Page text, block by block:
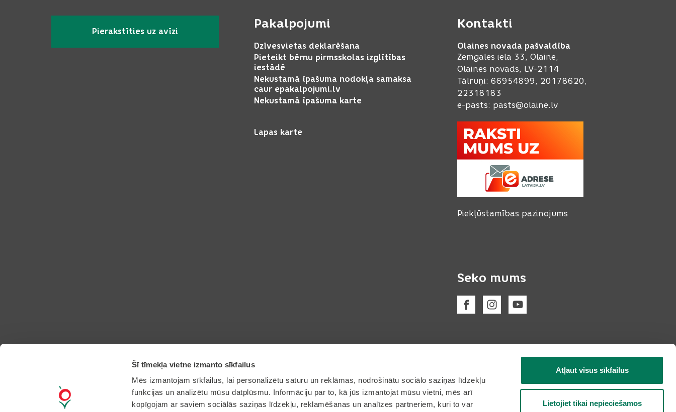
Šī tīmekļa vietne izmanto sīkfailus
Mēs izmantojam sīkfailus, lai personalizētu saturu un reklāmas, nodrošinātu sociālo saziņas līdzekļu
funkcijas un analizētu mūsu datplūsmu. Informāciju par to, kā jūs izmantojat mūsu vietni, mēs arī
kopīgojam ar saviem sociālās saziņas līdzekļu, reklamēšanas un analīzes partneriem, kuri to var
Atļaut visus sīkfailus
Lietojiet tikai nepieciešamos
Pierakstīties uz avīzi
Pakalpojumi
Dzīvesvietas deklarēšana
Pieteikt bērnu pirmsskolas izglītības
iestādē
Nekustamā īpašuma nodokļa samaksa
caur epakalpojumi.lv
Nekustamā īpašuma karte
Lapas karte
Kontakti
Olaines novada pašvaldība
Zemgales iela 33, Olaine,
Olaines novads, LV-2114
Tālruņi: 66954899, 20178620,
22318183
e-pasts: pasts@olaine.lv
Piekļūstamības paziņojums
Seko mums
© 2026 Olaine